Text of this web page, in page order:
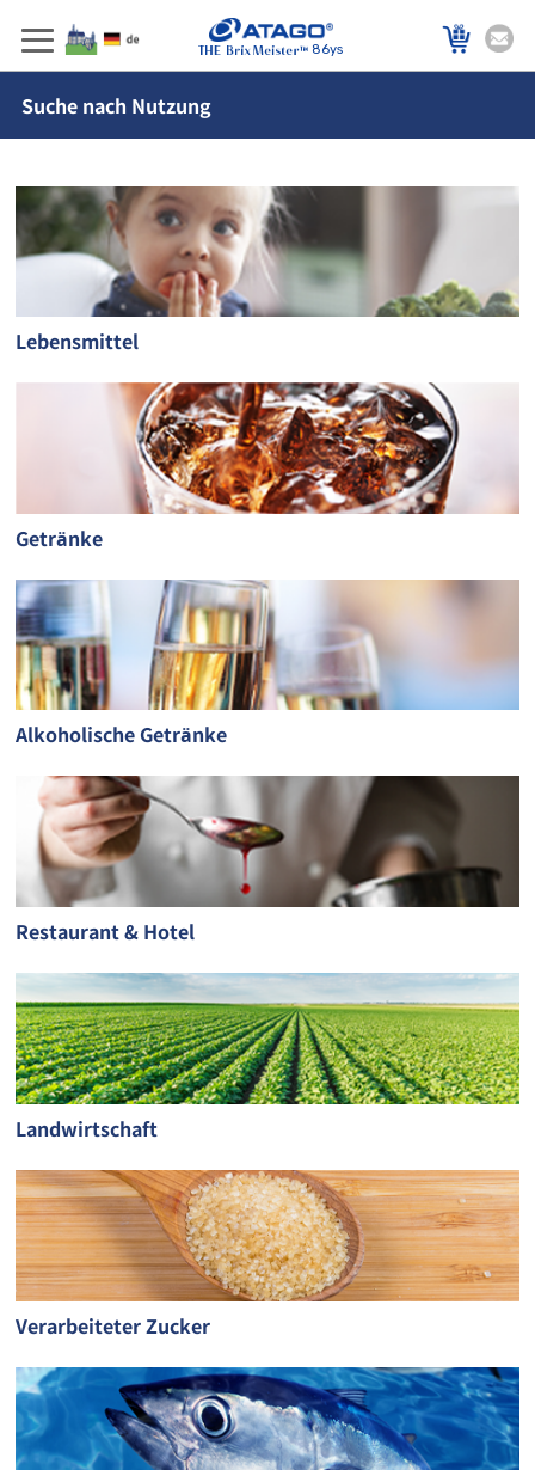
86ys
Suche nach Nutzung
Lebensmittel
Getränke
Alkoholische Getränke
Restaurant & Hotel
Landwirtschaft
Verarbeiteter Zucker